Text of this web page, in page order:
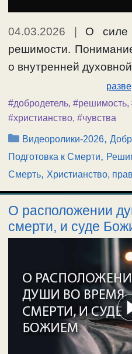
04.03.2026
О силе
решимости.
о внутренней
#добродетель, #решимость,
#христианство, #чувства
Рубрики
Видеоролики-2026,
Подготовка к Смерти,
Смерть, Христианство,
О расположении
смерти, и суде